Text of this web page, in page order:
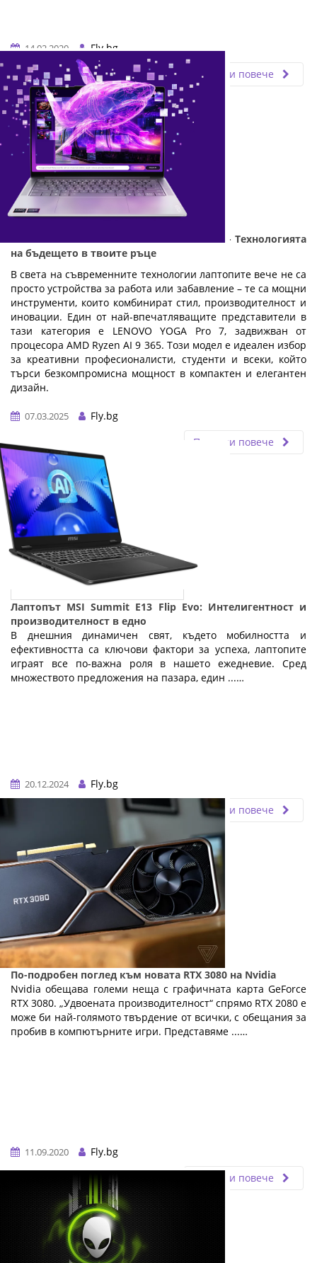
14.02.2020
Fly.bg
Прочети повече
LENOVO YOGA Pro 7 с AMD Ryzen AI 9 365 - Технологията
на бъдещето в твоите ръце
В света на съвременните технологии лаптопите вече не са
просто устройства за работа или забавление – те са мощни
инструменти, които комбинират стил, производителност и
иновации. Един от най-впечатляващите представители в
тази категория е LENOVO YOGA Pro 7, задвижван от
процесора AMD Ryzen AI 9 365. Този модел е идеален избор
за креативни професионалисти, студенти и всеки, който
търси безкомпромисна мощност в компактен и елегантен
дизайн.
…
07.03.2025
Fly.bg
Прочети повече
Лаптопът MSI Summit E13 Flip Evo: Интелигентност и
производителност в едно
В днешния динамичен свят, където мобилността и
ефективността са ключови фактори за успеха, лаптопите
играят все по-важна роля в нашето ежедневие. Сред
множеството предложения на пазара, един ...…
20.12.2024
Fly.bg
Прочети повече
По-подробен поглед към новата RTX 3080 на Nvidia
Nvidia обещава големи неща с графичната карта GeForce
RTX 3080. „Удвоената производителност“ спрямо RTX 2080 е
може би най-голямото твърдение от всички, с обещания за
пробив в компютърните игри. Представяме ...…
11.09.2020
Fly.bg
Прочети повече